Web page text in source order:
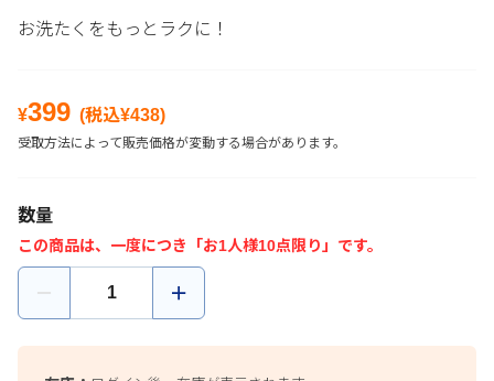
お洗たくをもっとラクに！
¥399 (税込¥438)
受取方法によって販売価格が変動する場合があります。
数量
この商品は、一度につき「お1人様10点限り」です。